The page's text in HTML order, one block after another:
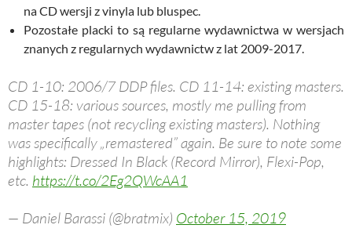
na CD wersji z vinyla lub bluspec.
Pozostałe placki to są regularne wydawnictwa w wersjach
znanych z regularnych wydawnictw z lat 2009-2017.
CD 1-10: 2006/7 DDP files. CD 11-14: existing masters.
CD 15-18: various sources, mostly me pulling from
master tapes (not recycling existing masters). Nothing
was specifically „remastered” again. Be sure to note some
highlights: Dressed In Black (Record Mirror), Flexi-Pop,
etc. https://t.co/2Eg2QWcAA1
— Daniel Barassi (@bratmix) October 15, 2019